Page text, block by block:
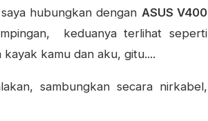
hubungkan dengan ASUS V400
keduanya terlihat seperti
kamu dan aku, gitu....
sambungkan secara nirkabel,